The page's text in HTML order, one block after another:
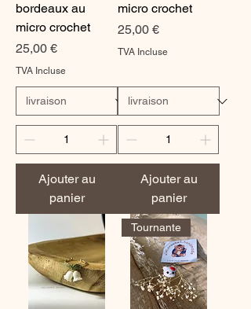
bordeaux au
micro crochet
Prix
25,00 €
TVA Incluse
Ajouter au
panier
micro crochet
Prix
25,00 €
TVA Incluse
Ajouter au
panier
Tournante